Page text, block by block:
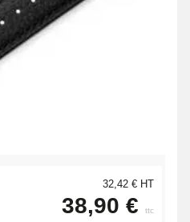
32,42 € HT
38,90 € ttc